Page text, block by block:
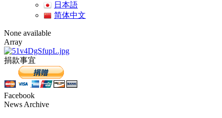
日本語
简体中文
None available
Array
捐款事宜
Facebook
News Archive